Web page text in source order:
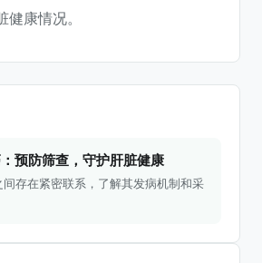
健康情况。
预防筛查，守护肝脏健康
存在紧密联系，了解其发病机制和采